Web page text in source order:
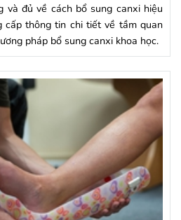
và đủ về cách bổ sung canxi hiệu
cấp thông tin chi tiết về tầm quan
pháp bổ sung canxi khoa học.